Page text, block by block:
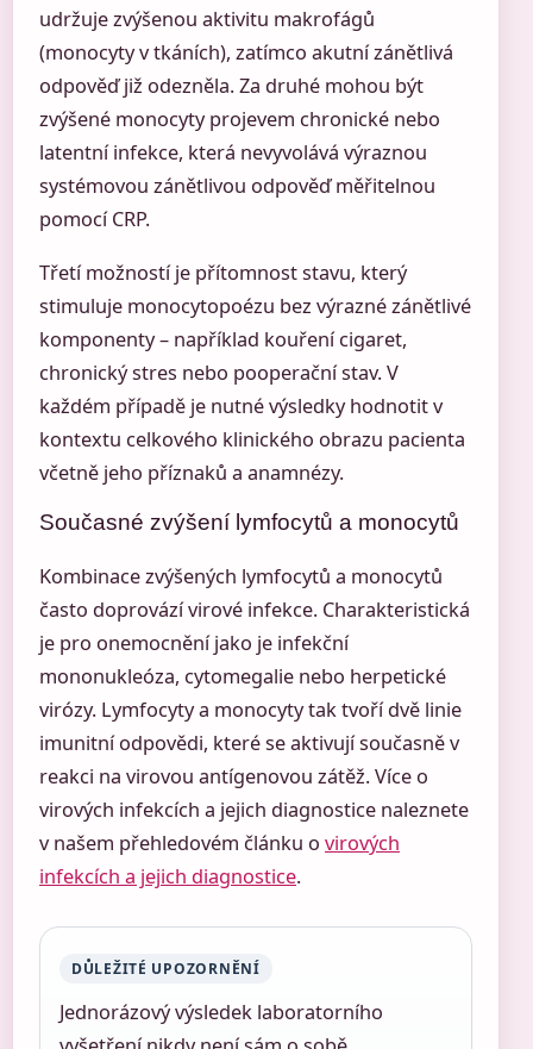
udržuje zvýšenou aktivitu makrofágů
(monocyty v tkáních), zatímco akutní zánětlivá
odpověď již odezněla. Za druhé mohou být
zvýšené monocyty projevem chronické nebo
latentní infekce, která nevyvolává výraznou
systémovou zánětlivou odpověď měřitelnou
pomocí CRP.
Třetí možností je přítomnost stavu, který
stimuluje monocytopoézu bez výrazné zánětlivé
komponenty – například kouření cigaret,
chronický stres nebo pooperační stav. V
každém případě je nutné výsledky hodnotit v
kontextu celkového klinického obrazu pacienta
včetně jeho příznaků a anamnézy.
Současné zvýšení lymfocytů a monocytů
Kombinace zvýšených lymfocytů a monocytů
často doprovází virové infekce. Charakteristická
je pro onemocnění jako je infekční
mononukleóza, cytomegalie nebo herpetické
virózy. Lymfocyty a monocyty tak tvoří dvě linie
imunitní odpovědi, které se aktivují současně v
reakci na virovou antígenovou zátěž. Více o
virových infekcích a jejich diagnostice naleznete
v našem přehledovém článku o virových
infekcích a jejich diagnostice.
DŮLEŽITÉ UPOZORNĚNÍ
Jednorázový výsledek laboratorního